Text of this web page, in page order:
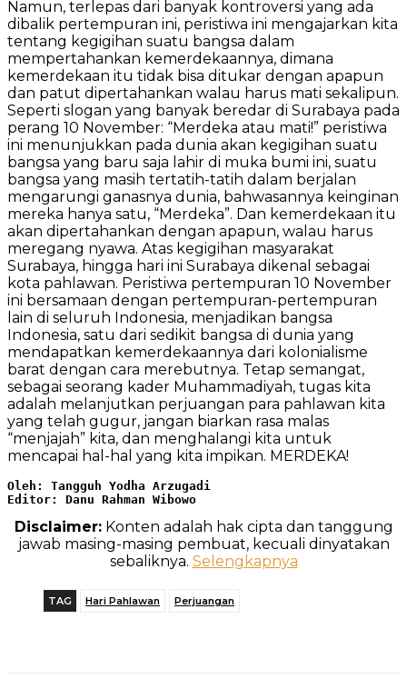
Namun, terlepas dari banyak kontroversi yang ada
dibalik pertempuran ini, peristiwa ini mengajarkan kita
tentang kegigihan suatu bangsa dalam
mempertahankan kemerdekaannya, dimana
kemerdekaan itu tidak bisa ditukar dengan apapun
dan patut dipertahankan walau harus mati sekalipun.
Seperti slogan yang banyak beredar di Surabaya pada
perang 10 November: “Merdeka atau mati!” peristiwa
ini menunjukkan pada dunia akan kegigihan suatu
bangsa yang baru saja lahir di muka bumi ini, suatu
bangsa yang masih tertatih-tatih dalam berjalan
mengarungi ganasnya dunia, bahwasannya keinginan
mereka hanya satu, “Merdeka”. Dan kemerdekaan itu
akan dipertahankan dengan apapun, walau harus
meregang nyawa. Atas kegigihan masyarakat
Surabaya, hingga hari ini Surabaya dikenal sebagai
kota pahlawan. Peristiwa pertempuran 10 November
ini bersamaan dengan pertempuran-pertempuran
lain di seluruh Indonesia, menjadikan bangsa
Indonesia, satu dari sedikit bangsa di dunia yang
mendapatkan kemerdekaannya dari kolonialisme
barat dengan cara merebutnya. Tetap semangat,
sebagai seorang kader Muhammadiyah, tugas kita
adalah melanjutkan perjuangan para pahlawan kita
yang telah gugur, jangan biarkan rasa malas
“menjajah” kita, dan menghalangi kita untuk
mencapai hal-hal yang kita impikan. MERDEKA!
Oleh: Tangguh Yodha Arzugadi
Editor: Danu Rahman Wibowo
Disclaimer:Konten adalah hak cipta dan tanggung
jawab masing-masing pembuat, kecuali dinyatakan
sebaliknya. Selengkapnya
TAG Hari Pahlawan Perjuangan